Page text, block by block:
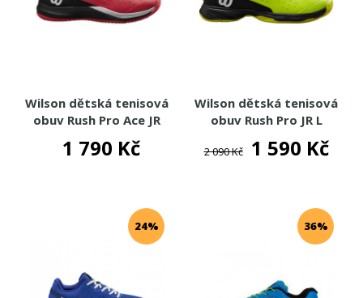
Wilson dětská tenisová
obuv Rush Pro Ace JR
1 790 Kč
Wilson dětská tenisová
obuv Rush Pro JR L
2 090 Kč 1 590 Kč
24% 36%